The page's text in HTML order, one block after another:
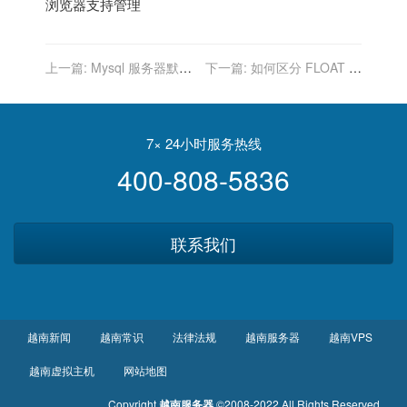
浏览器支持管理
上一篇: Mysql 服务器默认
下一篇: 如何区分 FLOAT 和
7× 24小时服务热线
400-808-5836
联系我们
越南新闻 越南常识 法律法规 越南服务器 越南VPS
越南虚拟主机 网站地图
Copyright ©2008-2022 All Rights Reserved